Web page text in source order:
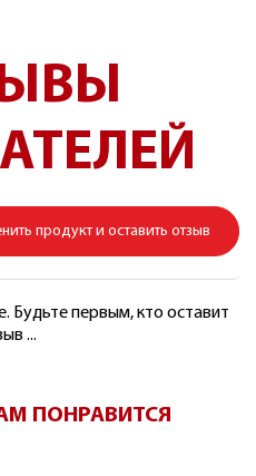
продукт и оставить отзыв
Будьте первым, кто оставит
...
ПОНРАВИТСЯ